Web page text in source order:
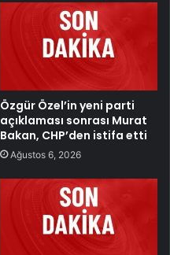
Özgür Özel’in yeni parti
açıklaması sonrası Murat
Bakan, CHP’den istifa etti
Ağustos 6, 2026